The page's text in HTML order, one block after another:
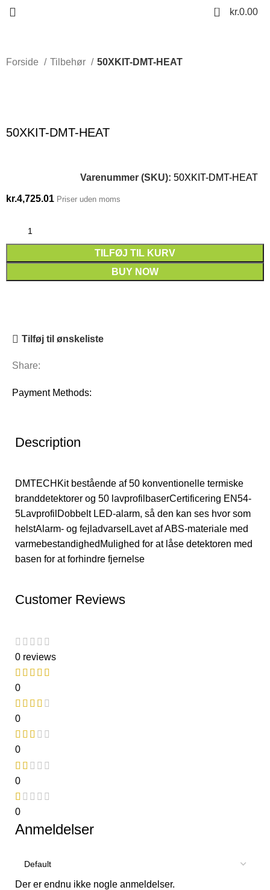
0 kr.0.00
Forside Tilbehør 50XKIT-DMT-HEAT
50XKIT-DMT-HEAT
Varenummer (SKU): 50XKIT-DMT-HEAT
kr.4,725.01 Priser uden moms
TILFØJ TIL KURV
BUY NOW
Tilføj til ønskeliste
Share:
Payment Methods:
Description
DMTECHKit bestående af 50 konventionelle termiske
branddetektorer og 50 lavprofilbaserCertificering EN54-
5LavprofilDobbelt LED-alarm, så den kan ses hvor som
helstAlarm- og fejladvarselLavet af ABS-materiale med
varmebestandighedMulighed for at låse detektoren med
basen for at forhindre fjernelse
Customer Reviews
0 reviews
0
0
0
0
0
Anmeldelser
Der er endnu ikke nogle anmeldelser.